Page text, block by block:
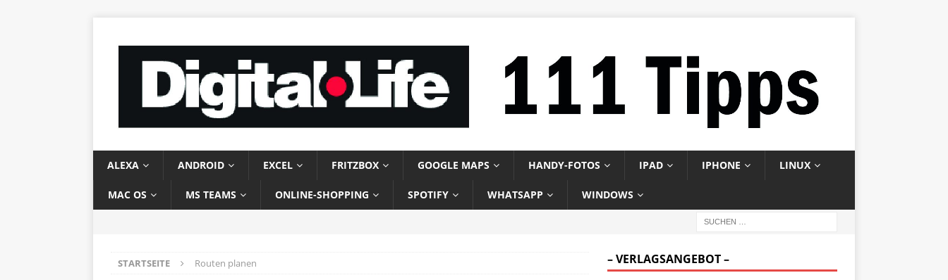
ALEXA ANDROID EXCEL FRITZBOX GOOGLE MAPS HANDY-FOTOS IPAD IPHONE LINUX
MAC OS MS TEAMS ONLINE-SHOPPING SPOTIFY WHATSAPP WINDOWS
STARTSEITE Routen planen – VERLAGSANGEBOT –